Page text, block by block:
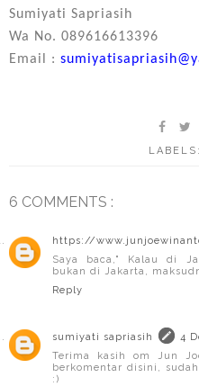
Sumiyati Sapriasih
Wa No. 089616613396
Email :
LABELS:
6 COMMENTS :
https://
Saya baca," Kalau di
bukan di Jakarta,
Reply
sumiyati sapriasih
4
Terima kasih om Jun
berkomentar disini,
:)